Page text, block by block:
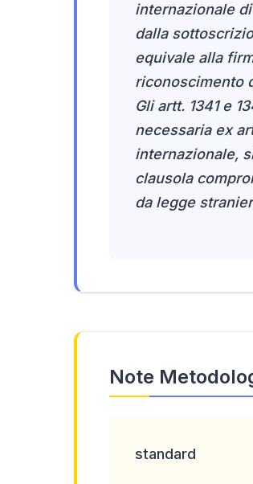
internazionale
dalla
equivale alla
riconoscimento
Gli artt. 1341 e
necessaria ex
internazionale,
clausola
da legge
Note
standard